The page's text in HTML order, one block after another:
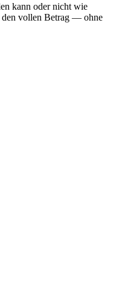
kann oder nicht wie
den vollen Betrag — ohne